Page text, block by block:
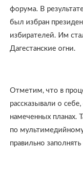
форума. В
был избран
избирателей. Им
Дагестанские огни.
Отметим, что в
рассказывали о
намеченных планах.
по
правильно